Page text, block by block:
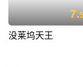
7.5
没莱坞天王